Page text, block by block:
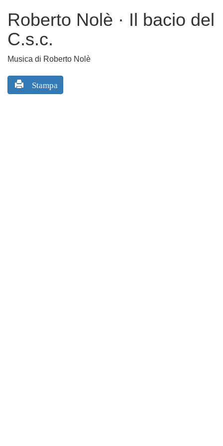
Roberto Nolè · Il bacio del
C.s.c.
Musica di Roberto Nolè
Stampa